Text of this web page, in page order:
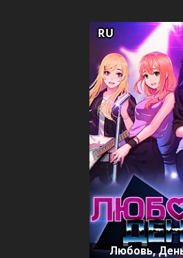
Любовь,
RU